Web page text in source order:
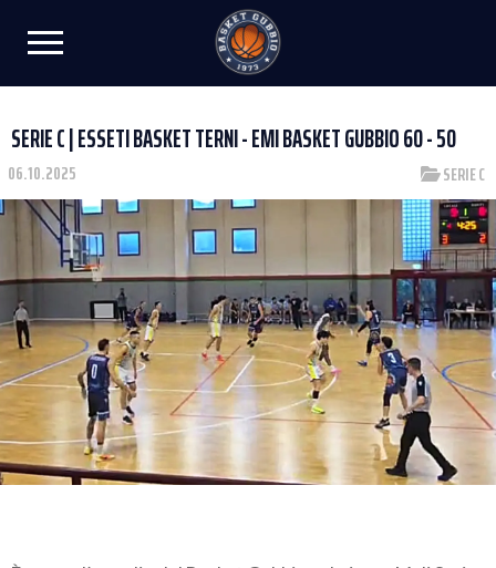
SERIE C | ESSETI BASKET TERNI - EMI BASKET GUBBIO 60 - 50
06.10.2025 SERIE C